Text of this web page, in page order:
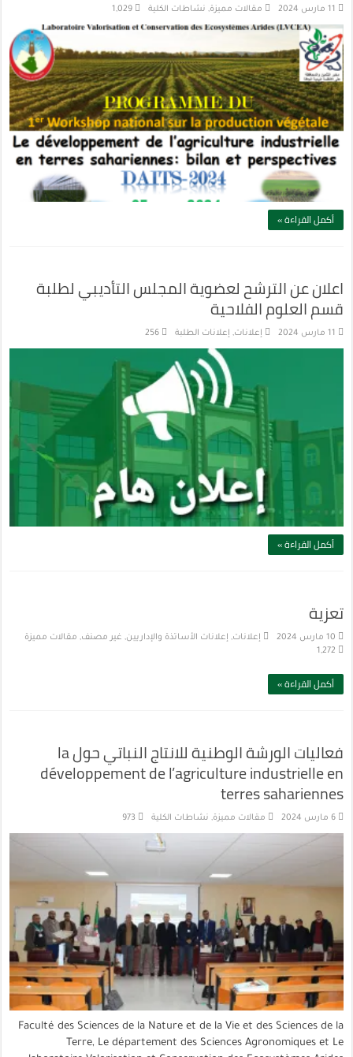
11 مارس 2024 مقالات مميزة, نشاطات الكلية 1,029
أكمل القراءة »
اعلان عن الترشح لعضوية المجلس التأديبي لطلبة
قسم العلوم الفلاحية
11 مارس 2024 إعلانات, إعلانات الطلبة 256
أكمل القراءة »
تعزية
10 مارس 2024 إعلانات, إعلانات الأساتذة والإداريين, غير مصنف, مقالات مميزة
1,272
أكمل القراءة »
فعاليات الورشة الوطنية للانتاج النباتي حول la
développement de l’agriculture industrielle en
terres sahariennes
6 مارس 2024 مقالات مميزة, نشاطات الكلية 973
Faculté des Sciences de la Nature et de la Vie et des Sciences de la
Terre, Le département des Sciences Agronomiques et Le